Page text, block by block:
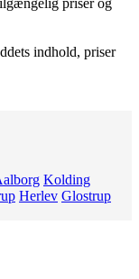
indhold, priser
Kolding
Herlev Glostrup